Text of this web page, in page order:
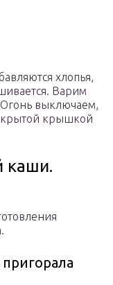
хлопья,
Варим
выключаем,
крышкой
каши.